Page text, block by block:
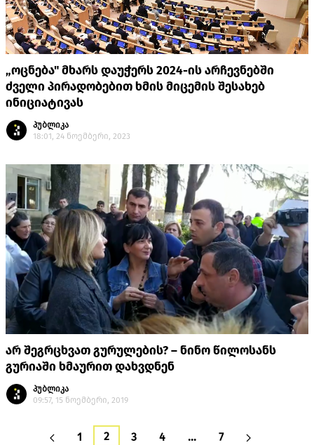
„ოცნება" მხარს დაუჭერს 2024-ის არჩევნებში
ძველი პირადობებით ხმის მიცემის შესახებ
ინიციატივას
პუბლიკა
18:01, 24 ნოემბერი, 2023
არ შეგრცხვათ გურულების? – ნინო წილოსანს
გურიაში ხმაურით დახვდნენ
პუბლიკა
09:57, 15 ნოემბერი, 2019
1 2 3 4 … 7